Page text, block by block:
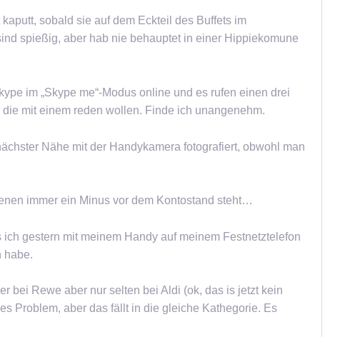
sobald sie auf dem Eckteil des Buffets im
spießig, aber hab nie behauptet in einer Hippiekomune
im „Skype me“-Modus online und es rufen einen drei
mit einem reden wollen. Finde ich unangenehm.
Nähe mit der Handykamera fotografiert, obwohl man
immer ein Minus vor dem Kontostand steht…
gestern mit meinem Handy auf meinem Festnetztelefon
habe.
bei Rewe aber nur selten bei Aldi (ok, das is jetzt kein
Problem, aber das fällt in die gleiche Kathegorie. Es